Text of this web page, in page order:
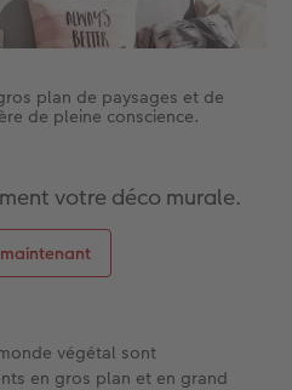
plan de paysages et de
de pleine conscience.
votre déco murale.
végétal sont
en gros plan et en grand